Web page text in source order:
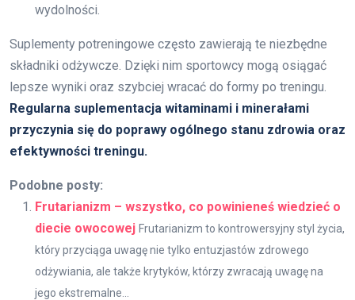
wydolności.
Suplementy potreningowe często zawierają te niezbędne
składniki odżywcze. Dzięki nim sportowcy mogą osiągać
lepsze wyniki oraz szybciej wracać do formy po treningu.
Regularna suplementacja witaminami i minerałami
przyczynia się do poprawy ogólnego stanu zdrowia oraz
efektywności treningu.
Podobne posty:
Frutarianizm – wszystko, co powinieneś wiedzieć o
diecie owocowej Frutarianizm to kontrowersyjny styl życia,
który przyciąga uwagę nie tylko entuzjastów zdrowego
odżywiania, ale także krytyków, którzy zwracają uwagę na
jego ekstremalne...